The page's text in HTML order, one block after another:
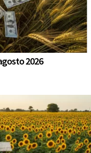
2026